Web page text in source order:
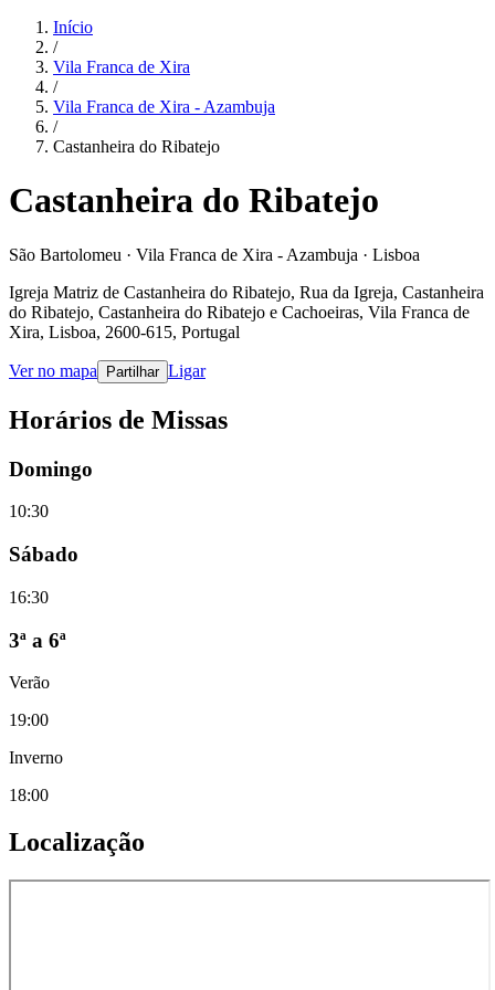
Início
/
Vila Franca de Xira
/
Vila Franca de Xira - Azambuja
/
Castanheira do Ribatejo
Castanheira do Ribatejo
São Bartolomeu · Vila Franca de Xira - Azambuja · Lisboa
Igreja Matriz de Castanheira do Ribatejo, Rua da Igreja, Castanheira
do Ribatejo, Castanheira do Ribatejo e Cachoeiras, Vila Franca de
Xira, Lisboa, 2600-615, Portugal
Ver no mapa Partilhar Ligar
Horários de Missas
Domingo
10:30
Sábado
16:30
3ª a 6ª
Verão
19:00
Inverno
18:00
Localização